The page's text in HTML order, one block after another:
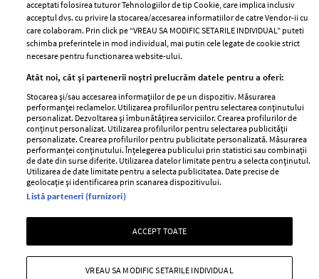
Abonamente
Publicitate
GSP
Unica
Baby
Retete
femei
Viva
Avantaje
Retete practice
Pariază responsabil! Decizia ONJN nr. 821/25.09.2025.
Jocurile de noroc sunt interzise minorilor.
Copyright © 2026 Ringier Romania SRL
acceptati folosirea tuturor Tehnologiilor de tip Cookie, care implica inclusiv
acceptul dvs. cu privire la stocarea/accesarea informatiilor de catre Vendor-ii cu
care colaboram. Prin click pe “VREAU SA MODIFIC SETARILE INDIVIDUAL” puteti
schimba preferintele in mod individual, mai putin cele legate de cookie strict
necesare pentru functionarea website-ului.
Atât noi, cât și partenerii noștri prelucrăm datele pentru a oferi:
Stocarea și/sau accesarea informațiilor de pe un dispozitiv. Măsurarea
performanței reclamelor. Utilizarea profilurilor pentru selectarea conținutului
personalizat. Dezvoltarea și îmbunătățirea serviciilor. Crearea profilurilor de
conținut personalizat. Utilizarea profilurilor pentru selectarea publicității
personalizate. Crearea profilurilor pentru publicitate personalizată. Măsurarea
performanței conținutului. Înțelegerea publicului prin statistici sau combinații
de date din surse diferite. Utilizarea datelor limitate pentru a selecta conținutul.
Utilizarea de date limitate pentru a selecta publicitatea. Date precise de
geolocație și identificarea prin scanarea dispozitivului.
Listă parteneri (furnizori)
ACCEPT TOATE
VREAU SA MODIFIC SETARILE INDIVIDUAL